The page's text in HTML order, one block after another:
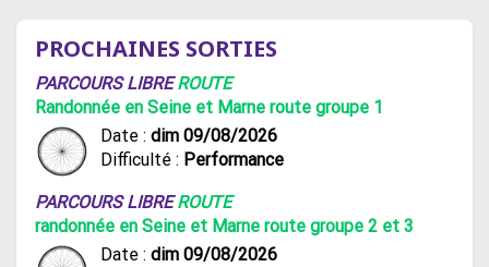
PROCHAINES SORTIES
PARCOURS LIBREROUTE
Randonnée en Seine et Marne route groupe 1
Date : dim 09/08/2026
Difficulté : Performance
PARCOURS LIBREROUTE
randonnée en Seine et Marne route groupe 2 et 3
Date : dim 09/08/2026